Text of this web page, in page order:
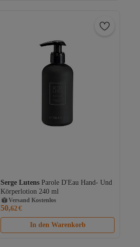
Serge Lutens Parole D'Eau Hand- Und
Körperlotion 240 ml
Versand Kostenlos
Gratis Versand
Versand Kostenlos
50,62€
In den Warenkorb